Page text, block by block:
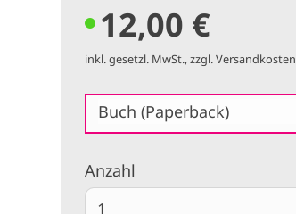
12,00 €
inkl. gesetzl. MwSt., zzgl. Versandkosten
Buch (Paperback)
Anzahl